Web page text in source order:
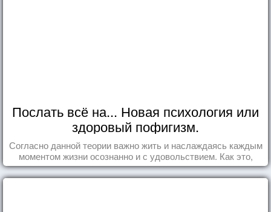
Послать всё на... Новая психология или
здоровый пофигизм.
Согласно данной теории важно жить и наслаждаясь каждым
моментом жизни осознанно и с удовольствием. Как это,
попробуем разобраться на реальных примерах.